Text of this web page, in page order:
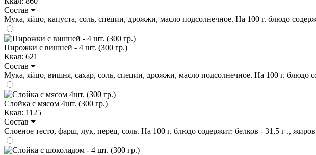
Состав
Мука, яйцо, капуста, соль, специи, дрожжи, масло подсолнечное. На 100 г. блюдо
Пирожки с вишней - 4 шт. (300 гр.)
Ккал: 621
Состав
Мука, яйцо, вишня, сахар, соль, специи, дрожжи, масло подсолнечное. На 100 г. блюдо
Слойка с мясом 4шт. (300 гр.)
Ккал: 1125
Состав
Слоеное тесто, фарш, лук, перец, соль. На 100 г. блюдо содержит: белков - 31,5 г .,